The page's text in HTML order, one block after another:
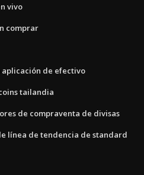
vivo
comprar
de efectivo
tailandia
de compraventa de divisas
línea de tendencia de standard